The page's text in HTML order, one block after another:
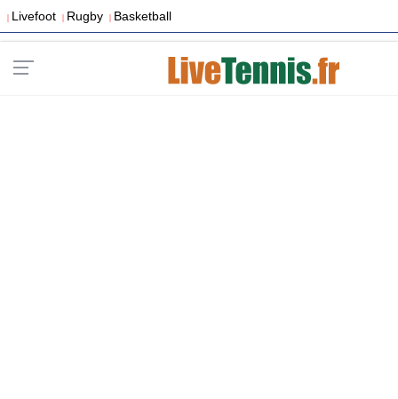
| Livefoot | Rugby | Basketball